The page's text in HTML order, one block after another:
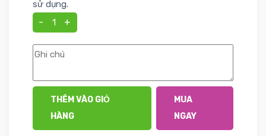
sử dụng.
- +
THÊM VÀO GIỎ
HÀNG
MUA
NGAY